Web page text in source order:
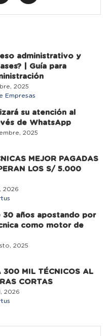
administrativo y
| Guía para
2025
Empresas
su atención al
de WhatsApp
2025
MEJOR PAGADAS
LOS S/ 5.000
2026
30 años apostando por
como motor de
2025
300 MIL TÉCNICOS AL
CORTAS
2026